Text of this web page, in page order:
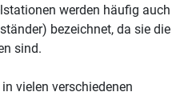
werden häufig auch
bezeichnet, da sie die
sind.
vielen verschiedenen